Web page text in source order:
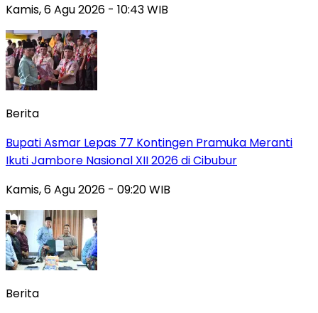
Kamis, 6 Agu 2026 - 10:43 WIB
Berita
Bupati Asmar Lepas 77 Kontingen Pramuka Meranti
Ikuti Jambore Nasional XII 2026 di Cibubur
Kamis, 6 Agu 2026 - 09:20 WIB
Berita